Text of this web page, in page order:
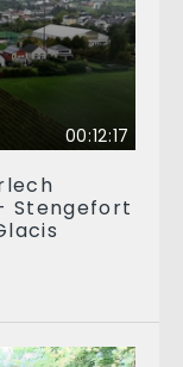
00:12:17
Stengefort